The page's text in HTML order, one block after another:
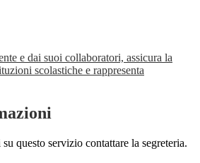
e dai suoi collaboratori, assicura la
scolastiche e rappresenta
questo servizio contattare la segreteria.